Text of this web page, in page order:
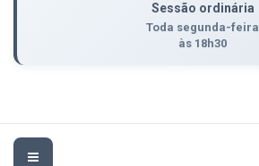
Sessão ordinária
Toda segunda-feira
às 18h30
Toggle